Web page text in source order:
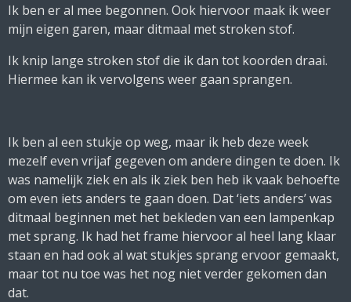
Ik ben er al mee begonnen. Ook hiervoor maak ik weer
mijn eigen garen, maar ditmaal met stroken stof.
Ik knip lange stroken stof die ik dan tot koorden draai.
Hiermee kan ik vervolgens weer gaan sprangen.
Ik ben al een stukje op weg, maar ik heb deze week
mezelf even vrijaf gegeven om andere dingen te doen. Ik
was namelijk ziek en als ik ziek ben heb ik vaak behoefte
om even iets anders te gaan doen. Dat ‘iets anders’ was
ditmaal beginnen met het bekleden van een lampenkap
met sprang. Ik had het frame hiervoor al heel lang klaar
staan en had ook al wat stukjes sprang ervoor gemaakt,
maar tot nu toe was het nog niet verder gekomen dan
dat.